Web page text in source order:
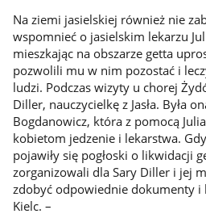
Na ziemi jasielskiej również nie
wspomnieć o jasielskim lekarzu
mieszkając na obszarze getta
pozwolili mu w nim pozostać i
ludzi. Podczas wizyty u chorej
Diller, nauczycielkę z Jasła. Była
Bogdanowicz, która z pomocą
kobietom jedzenie i lekarstwa.
pojawiły się pogłoski o likwidacji
zorganizowali dla Sary Diller i jej
zdobyć odpowiednie dokumenty i
Kielc. –